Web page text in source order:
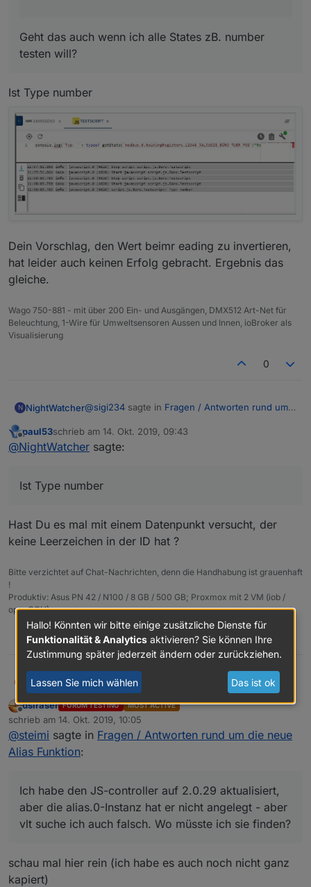
Geht das auch wenn ich alle States zB. number
testen will?
Ist Type number
Dein Vorschlag, den Wert beimr eading zu invertieren,
hat leider auch keinen Erfolg gebracht. Ergebnis das
gleiche.
Wago 750-881 - mit über 200 Ein- und Ausgängen, DMX512 Art-Net für
Beleuchtung, 1-Wire für Umweltsensoren Aussen und Innen, ioBroker als
Visualisierung
0
N NightWatcher@sigi234 sagte in Fragen / Antworten rund um
@paul53
Das ursprüngliche Objekt ist ein
"Typ" Number.
Was leider nicht bedeutet, dass der
"number" ist. Mit einem kurzen
Geht das auch wenn ich alle States zB.
number testen will?
gebracht. Ergebnis das gleiche.
Offline
paul53schrieb am 14. Okt. 2019, 09:43
zuletzt editiert von
@NightWatcher sagte:
Ist Type number
Hast Du es mal mit einem Datenpunkt versucht, der
keine Leerzeichen in der ID hat ?
Bitte verzichtet auf Chat-Nachrichten, denn die Handhabung ist grauenhaft
!
Produktiv: Asus PN 42 / N100 / 8 GB / 500 GB; Proxmox mit 2 VM (iob /
openCCU)
0
steimiIch habe den JS-controller auf 2.0.29 aktualisiert, aber
die alias.0-Instanz hat er nicht angelegt - aber vlt suche
ich auch falsch. Wo müsste ich sie finden?
Offline
dslraser FORUM TESTING MOST ACTIVE
schrieb am 14. Okt. 2019, 10:05
zuletzt editiert von
@steimi sagte in Fragen / Antworten rund um die neue
Alias Funktion:
Ich habe den JS-controller auf 2.0.29 aktualisiert,
aber die alias.0-Instanz hat er nicht angelegt - aber
vlt suche ich auch falsch. Wo müsste ich sie finden?
schau mal hier rein (ich habe es auch noch nicht ganz
kapiert)
Hallo! Könnten wir bitte einige zusätzliche Dienste für
Funktionalität & Analytics aktivieren? Sie können Ihre
Zustimmung später jederzeit ändern oder zurückziehen.
Lassen Sie mich wählen Das ist ok